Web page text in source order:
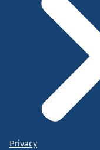
Privacy